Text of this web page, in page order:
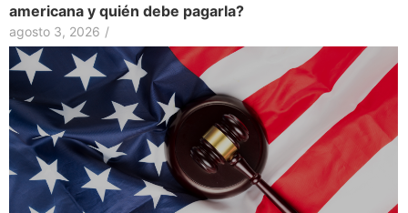
americana y quién debe pagarla?
agosto 3, 2026 /